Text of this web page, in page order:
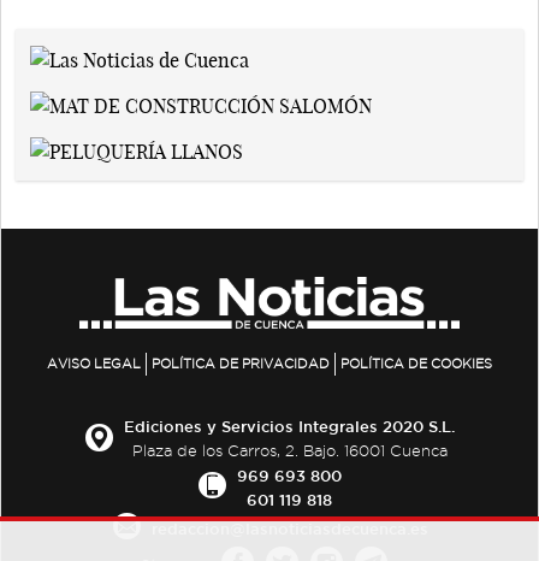
AVISO LEGAL POLÍTICA DE PRIVACIDAD POLÍTICA DE COOKIES
Ediciones y Servicios Integrales 2020 S.L.
Plaza de los Carros, 2. Bajo. 16001 Cuenca
969 693 800
601 119 818